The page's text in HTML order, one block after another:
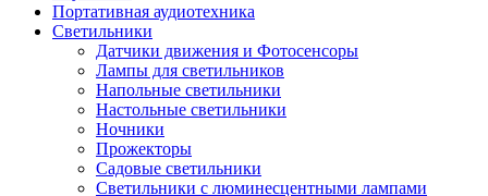
Портативная аудиотехника
Светильники
Датчики движения и Фотосенсоры
Лампы для светильников
Напольные светильники
Настольные светильники
Ночники
Прожекторы
Садовые светильники
Светильники с люминесцентными лампами